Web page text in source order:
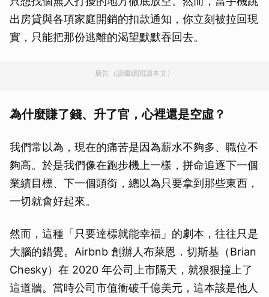
出房貸與各項家庭開銷的扣款通知，你立刻被拉回現
實，只能把那份逃離的渴望默默吞回去。
廣告（請繼續閱讀本文）
為什麼賺了錢、升了官，心裡還是空虛？
我們常以為，現在的痛苦是因為薪水不夠多、職位不
夠高。於是我們像在跑步機上一樣，拼命追逐下一個
業績目標、下一個頭銜，總以為只要拿到那些東西，
一切就會好起來。
然而，這種「只要達標就能幸福」的劇本，往往只是
大腦的錯覺。Airbnb 創辦人布萊恩．切斯基（Brian
Chesky）在 2020 年公司上市隔天，就狠狠撞上了
這道牆。當時公司市值衝破千億美元，這本該是他人